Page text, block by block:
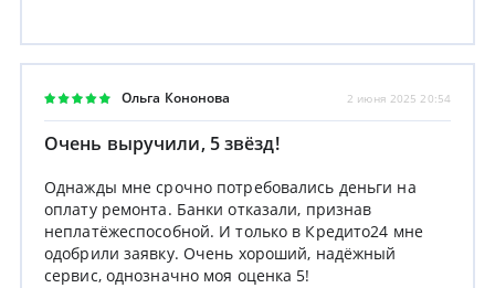
Ольга Кононова 2 июня 2025 20:54
Очень выручили, 5 звёзд!
Однажды мне срочно потребовались деньги на
оплату ремонта. Банки отказали, признав
неплатёжеспособной. И только в Кредито24 мне
одобрили заявку. Очень хороший, надёжный
сервис, однозначно моя оценка 5!